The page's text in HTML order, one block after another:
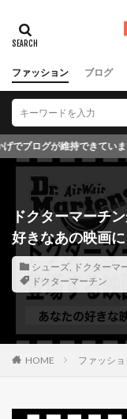
ファッション ブログ
うございます。
ドクターマーチ
好きなあの映画
シューズ, ドクターマ
ドクターマーチン
HOME ファッショ